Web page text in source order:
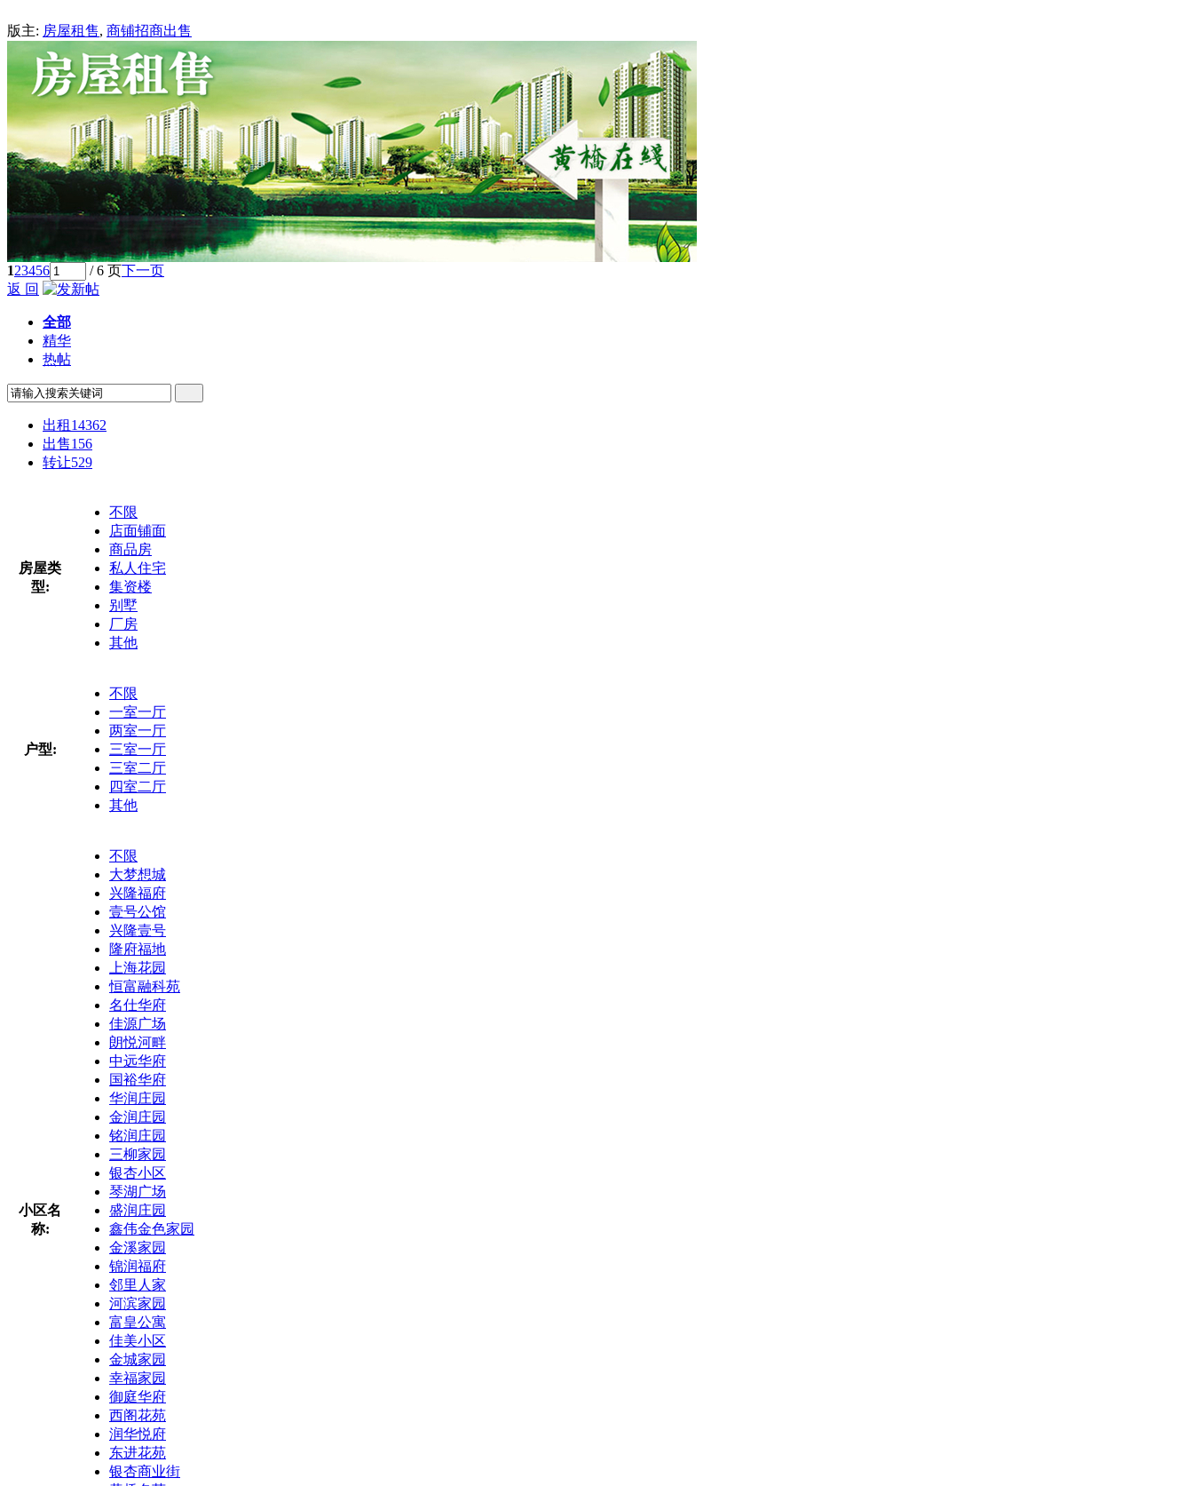
版主: 房屋租售, 商铺招商出售
123456 / 6 页下一页
返 回
全部
精华
热帖
出租 14362
出售156
转让529
房屋类
型:
不限
店面铺面
商品房
私人住宅
集资楼
别墅
厂房
其他
户型:
不限
一室一厅
两室一厅
三室一厅
三室二厅
四室二厅
其他
小区名
称:
不限
大梦想城
兴隆福府
壹号公馆
兴隆壹号
隆府福地
上海花园
恒富融科苑
名仕华府
佳源广场
朗悦河畔
中远华府
国裕华府
华润庄园
金润庄园
铭润庄园
三柳家园
银杏小区
琴湖广场
盛润庄园
鑫伟金色家园
金溪家园
锦润福府
邻里人家
河滨家园
富皇公寓
佳美小区
金城家园
幸福家园
御庭华府
西阁花苑
润华悦府
东进花苑
银杏商业街